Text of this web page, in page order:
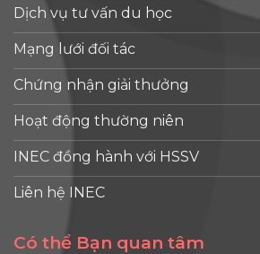
Dịch vụ tư vấn du học
Mạng lưới đối tác
Chứng nhận giải thưởng
Hoạt động thường niên
INEC đồng hành với HSSV
Liên hệ INEC
Có thể Bạn quan tâm